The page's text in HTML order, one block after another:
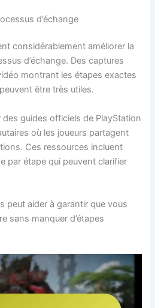
d’échange
considérablement améliorer la
d’échange. Des captures
montrant les étapes exactes
être très utiles.
guides officiels de PlayStation
où les joueurs partagent
Ces ressources incluent
par étape qui peuvent clarifier
peut aider à garantir que vous
sans manquer d’étapes